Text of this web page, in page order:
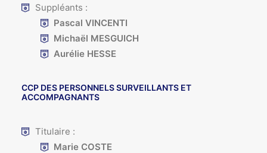
Suppléants :
Pascal VINCENTI
Michaël MESGUICH
Aurélie HESSE
CCP DES PERSONNELS SURVEILLANTS ET
ACCOMPAGNANTS
Titulaire :
Marie COSTE